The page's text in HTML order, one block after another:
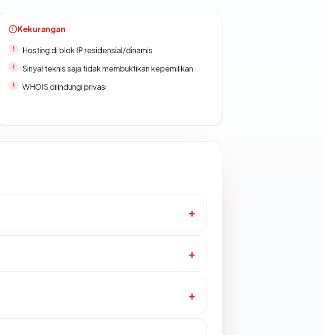
Kekurangan
Hosting di blok IP residensial/dinamis
Sinyal teknis saja tidak membuktikan kepemilikan
WHOIS dilindungi privasi